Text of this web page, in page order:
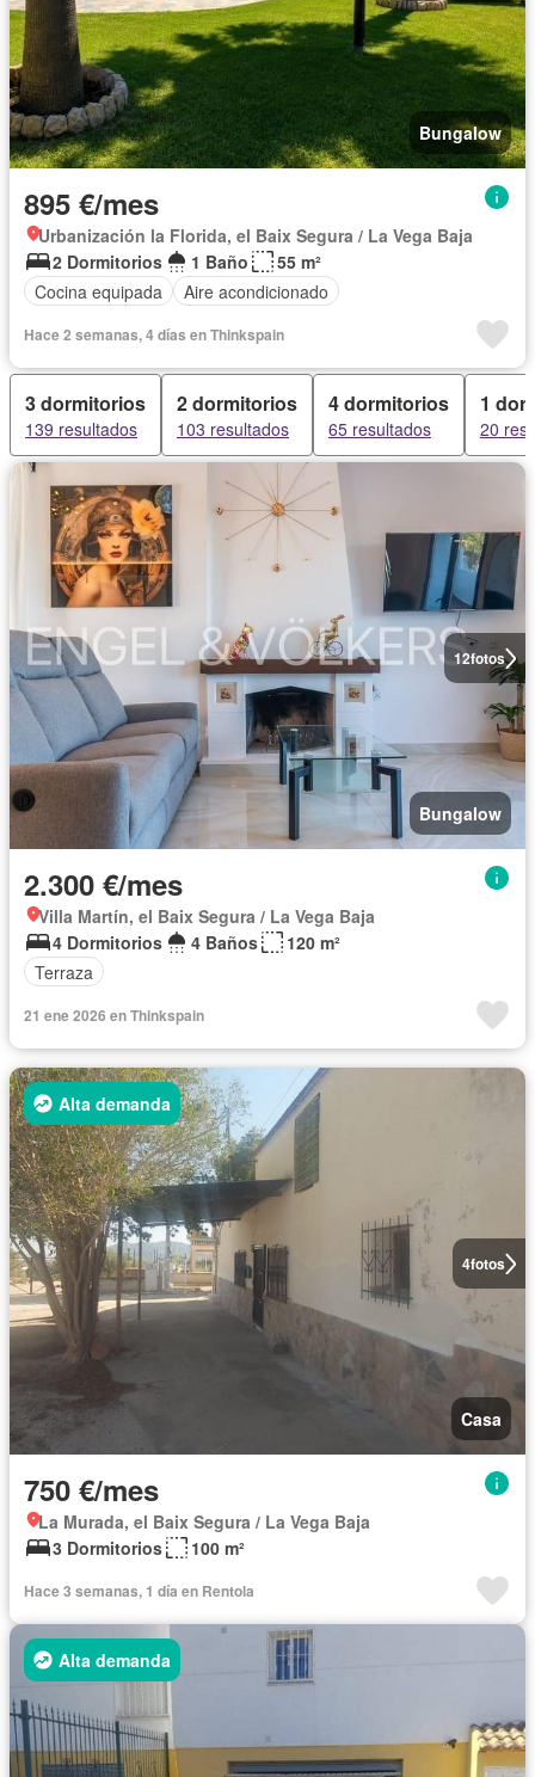
Bungalow
895 €/mes
Urbanización la Florida, el Baix Segura / La Vega Baja
2 Dormitorios
1 Baño
55 m²
Cocina equipada
Aire acondicionado
Hace 2 semanas, 4 días en Thinkspain
3 dormitorios
139 resultados
2 dormitorios
103 resultados
4 dormitorios
65 resultados
1
20
12fotos
Bungalow
2.300 €/mes
Villa Martín, el Baix Segura / La Vega Baja
4 Dormitorios
4 Baños
120 m²
Terraza
21 ene 2026 en Thinkspain
4fotos
Alta demanda
Casa
750 €/mes
La Murada, el Baix Segura / La Vega Baja
3 Dormitorios
100 m²
Hace 3 semanas, 1 día en Rentola
Alta demanda